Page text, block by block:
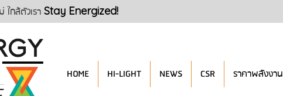
กล้ตัวเรา Stay Energized!
HOME HI-LIGHT NEWS CSR ราคาพลังงาน